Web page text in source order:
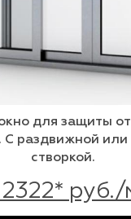
для защиты
С раздвижной
створкой.
2322* руб./